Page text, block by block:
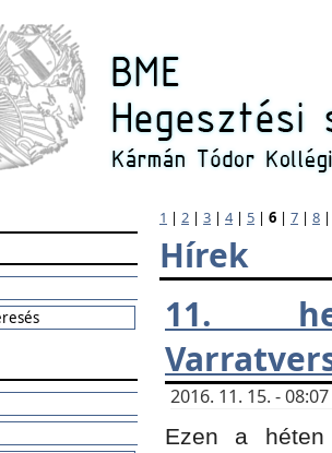
1 | 2 | 3 | 4| 5 | 6 | 7 | 8
Hírek
11.
2016. 11. 15. -
Ezen a héten